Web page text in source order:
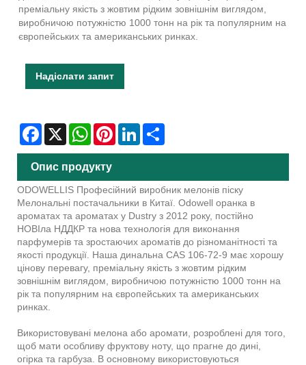
преміальну якість з жовтим рідким зовнішнім виглядом,
виробничою потужністю 1000 тонн на рік та популярним на
європейських та американських ринках.
Надіслати запит
Facebook
X WhatsAppPinterestLinkedIn
Опис продукту
ODOWELLIS Професійний виробник мелонів піску
Мелональні постачальники в Китаї. Odowell оранка в
ароматах та ароматах у Dustry з 2012 року, постійно
НОВІла НДДКР та нова технологія для виконання
парфумерів та зростаючих ароматів до різноманітності та
якості продукції. Наша динальна CAS 106-72-9 має хорошу
цінову перевагу, преміальну якість з жовтим рідким
зовнішнім виглядом, виробничою потужністю 1000 тонн на
рік та популярним на європейських та американських
ринках.
Використовувані мелона або аромати, розроблені для того,
щоб мати особливу фруктову ноту, що прагне до дині,
огірка та гарбуза. В основному використовуються